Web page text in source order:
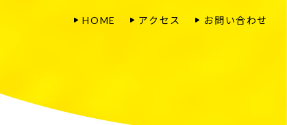
HOME アクセス お問い合わせ